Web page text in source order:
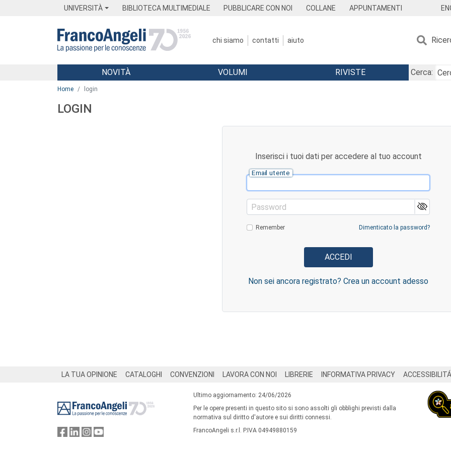
UNIVERSITÀ BIBLIOTECA MULTIMEDIALE PUBBLICARE CON NOI COLLANE APPUNTAMENTI
chi siamo contatti aiuto
Menu
NOVITÀ VOLUMI RIVISTE
Cerca:
Home login
LOGIN
Inserisci i tuoi dati per accedere al tuo account
Email utente
Password
Remember Dimenticato la password?
Non sei ancora registrato? Crea un account adesso
LA TUA OPINIONE CATALOGHI CONVENZIONI LAVORA CON NOI LIBRERIE INFORMATIVA PRIVACY ACCESSIBILITÁ
Ultimo aggiornamento: 24/06/2026
Per le opere presenti in questo sito si sono assolti gli obblighi previsti dalla
normativa sul diritto d'autore e sui diritti connessi.
FrancoAngeli s.r.l. P.IVA 04949880159